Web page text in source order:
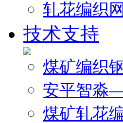
轧花编织
技术支持
煤矿编织
安平智淼
煤矿轧花